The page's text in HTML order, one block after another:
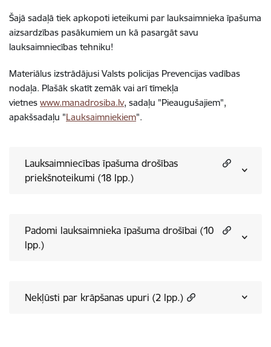
Šajā sadaļā tiek apkopoti ieteikumi par lauksaimnieka īpašuma
aizsardzības pasākumiem un kā pasargāt savu
lauksaimniecības tehniku!
Materiālus izstrādājusi Valsts policijas Prevencijas vadības
nodaļa. Plašāk skatīt zemāk vai arī tīmekļa
vietnes www.manadrosiba.lv, sadaļu "Pieaugušajiem",
apakšsadaļu "Lauksaimniekiem".
Lauksaimniecības īpašuma drošības
priekšnoteikumi (18 lpp.)
Padomi lauksaimnieka īpašuma drošībai (10
lpp.)
Nekļūsti par krāpšanas upuri (2 lpp.)